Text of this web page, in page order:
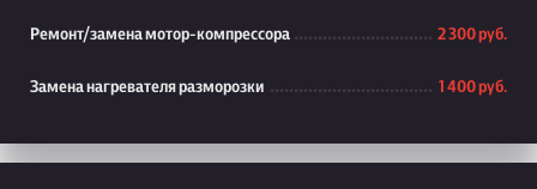
Ремонт/замена мотор-компрессора 2 300 руб.
Замена нагревателя разморозки 1 400 руб.